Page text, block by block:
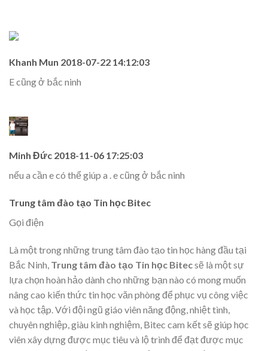
Khanh Mun 2018-07-22 14:12:03
E cũng ở bắc ninh
Minh Đức 2018-11-06 17:25:03
nếu a cần e có thể giúp a . e cũng ở bắc ninh
Trung tâm đào tạo Tin học Bitec
Gọi điện
Là một trong những trung tâm đào tạo tin học hàng đầu tại
Bắc Ninh, Trung tâm đào tạo Tin học Bitecsẽ là một sự
lựa chọn hoàn hảo dành cho những bạn nào có mong muốn
nâng cao kiến thức tin học văn phòng để phục vụ công việc
và học tập. Với đội ngũ giáo viên năng động, nhiệt tình,
chuyên nghiệp, giàu kinh nghiệm, Bitec cam kết sẽ giúp học
viên xây dựng được mục tiêu và lộ trình để đạt được mục